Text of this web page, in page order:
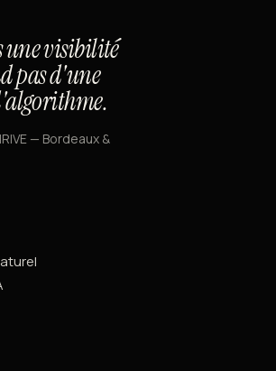
une visibilité
pas d'une
— Bordeaux &